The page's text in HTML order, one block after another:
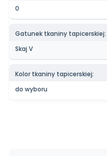
0
Gatunek tkaniny tapicerskiej:
Skaj V
Kolor tkaniny tapicerskiej:
do wyboru